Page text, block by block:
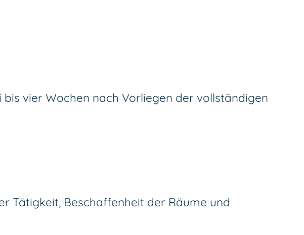
vier Wochen nach Vorliegen der vollständigen
Tätigkeit, Beschaffenheit der Räume und